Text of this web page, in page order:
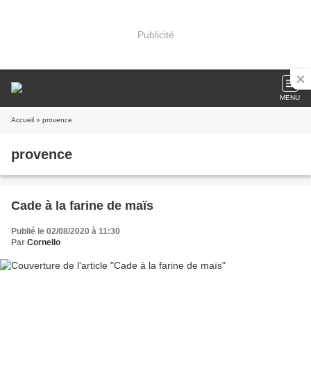
Publicité
MENU
Accueil » provence
provence
Cade à la farine de maïs
Publié le 02/08/2020 à 11:30
Par Cornello